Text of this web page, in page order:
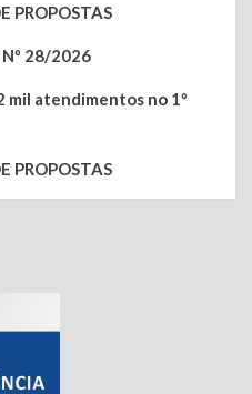
PROPOSTAS
28/2026
mil atendimentos no 1º
PROPOSTAS